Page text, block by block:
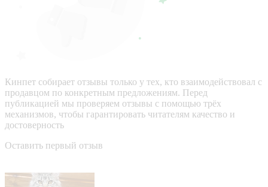
Кинпет собирает отзывы только у тех, кто взаимодействовал с
продавцом по конкретным предложениям. Перед
публикацией мы проверяем отзывы с помощью трёх
механизмов, чтобы гарантировать читателям качество и
достоверность
Оставить первый отзыв